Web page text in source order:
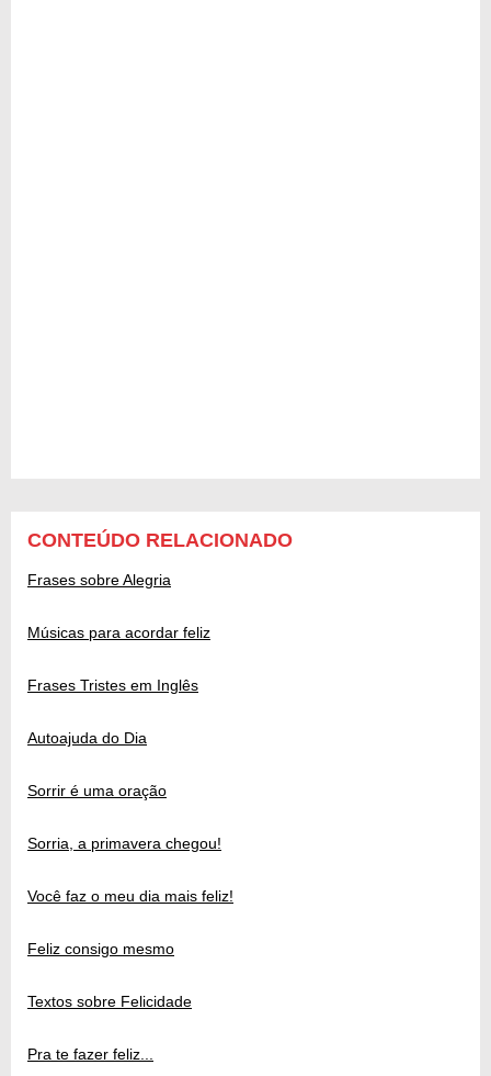
CONTEÚDO RELACIONADO
Frases sobre Alegria
Músicas para acordar feliz
Frases Tristes em Inglês
Autoajuda do Dia
Sorrir é uma oração
Sorria, a primavera chegou!
Você faz o meu dia mais feliz!
Feliz consigo mesmo
Textos sobre Felicidade
Pra te fazer feliz...